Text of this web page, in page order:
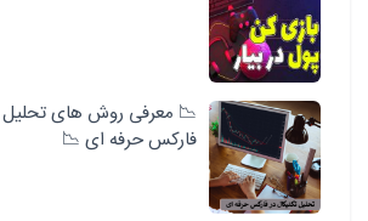
📉 معرفی روش های تحلیل
فارکس حرفه ای 📉